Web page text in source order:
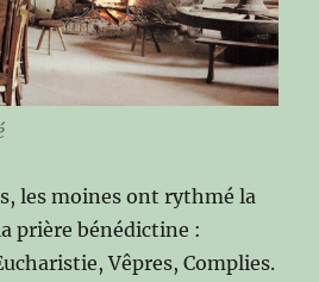
les moines ont rythmé la
prière bénédictine :
Vêpres, Complies.